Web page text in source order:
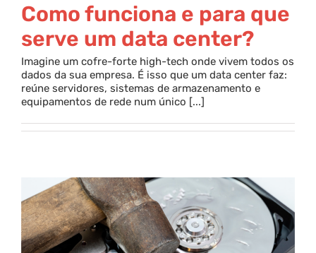
Outros Serviços
Parceria
Contato
Como funciona e para que
serve um data center?
Imagine um cofre-forte high-tech onde vivem todos os
dados da sua empresa. É isso que um data center faz:
reúne servidores, sistemas de armazenamento e
equipamentos de rede num único [...]